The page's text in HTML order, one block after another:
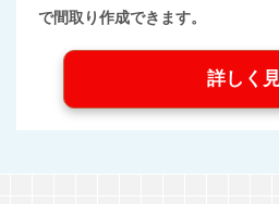
で間取り作成できます。
詳しく